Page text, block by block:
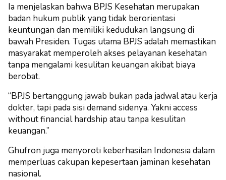
Ia menjelaskan bahwa BPJS Kesehatan merupakan
badan hukum publik yang tidak berorientasi
keuntungan dan memiliki kedudukan langsung di
bawah Presiden. Tugas utama BPJS adalah memastikan
masyarakat memperoleh akses pelayanan kesehatan
tanpa mengalami kesulitan keuangan akibat biaya
berobat.
“BPJS bertanggung jawab bukan pada jadwal atau kerja
dokter, tapi pada sisi demand sidenya. Yakni access
without financial hardship atau tanpa kesulitan
keuangan.”
Ghufron juga menyoroti keberhasilan Indonesia dalam
memperluas cakupan kepesertaan jaminan kesehatan
nasional.